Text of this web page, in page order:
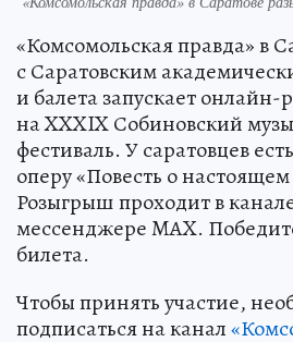
«Комсомольская правда» в
с Саратовским
и балета запускает
на XXXIX Собиновский
фестиваль. У саратовцев
оперу «Повесть о настоящем
Розыгрыш проходит в
мессенджере MAX.
билета.
Чтобы принять участие,
подписаться на канал